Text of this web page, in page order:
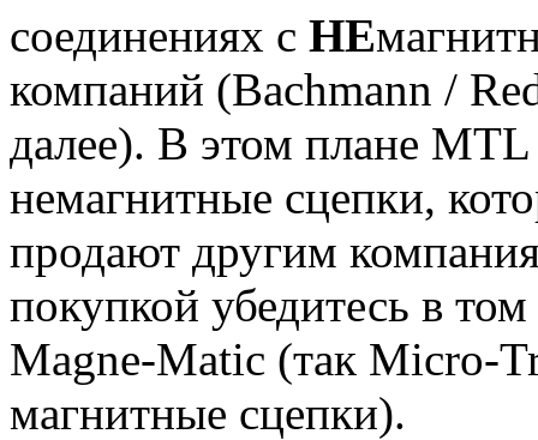
соединениях с НЕ
компаний (Bachmann /
далее). В этом плане
немагнитные сцепки,
продают другим
покупкой убедитесь в
Magne-Matic (так Micro-
магнитные сцепки).